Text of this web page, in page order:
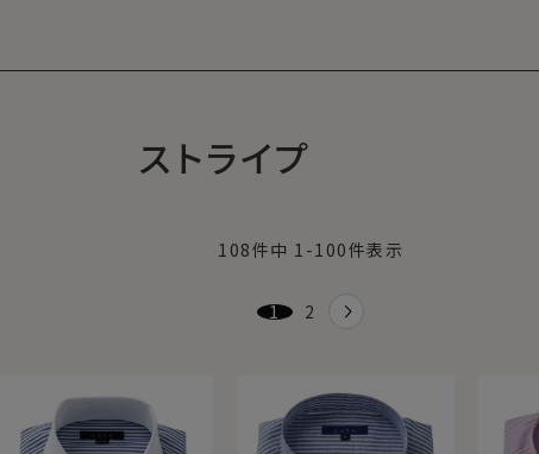
ストライプ
108件中 1 -100件表示
1 2